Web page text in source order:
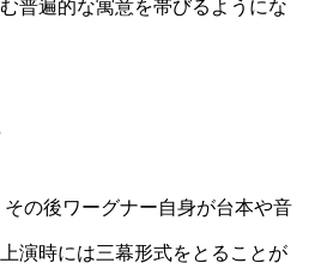
普遍的な寓意を帯びるようにな
の後ワーグナー自身が台本や音
演時には三幕形式をとることが